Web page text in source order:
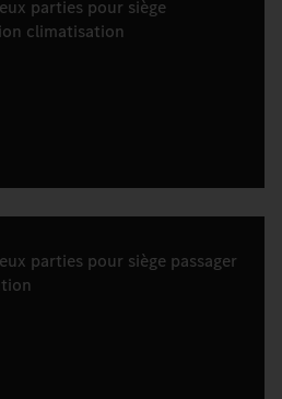
parties pour siège
climatisation
parties pour siège passager